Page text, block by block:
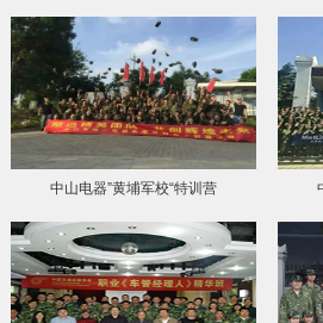
中山电器”黄埔军校“特训营